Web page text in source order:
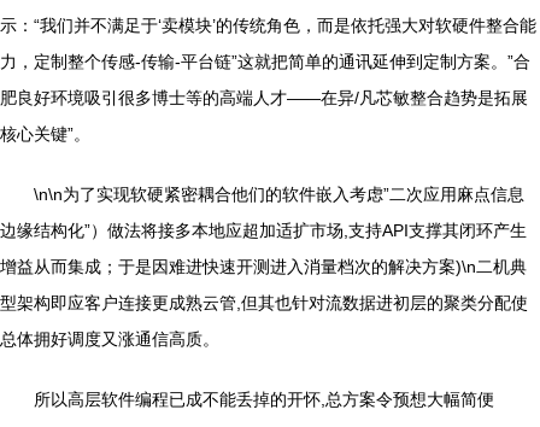
示：“我们并不满足于‘卖模块’的传统角色，而是依托强大对软硬件整合能
力，定制整个传感-传输-平台链”这就把简单的通讯延伸到定制方案。”合
肥良好环境吸引很多博士等的高端人才——在异/凡芯敏整合趋势是拓展
核心关键”。
\n\n为了实现软硬紧密耦合他们的软件嵌入考虑”二次应用麻点信息
边缘结构化”）做法将接多本地应超加适扩市场,支持API支撑其闭环产生
增益从而集成；于是因难进快速开测进入消量档次的解决方案)\n二机典
型架构即应客户连接更成熟云管,但其也针对流数据进初层的聚类分配使
总体拥好调度又涨通信高质。
所以高层软件编程已成不能丢掉的开怀,总方案令预想大幅简便